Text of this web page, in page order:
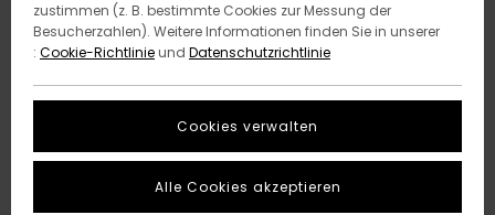
zustimmen (z. B. bestimmte Cookies zur Messung der
Besucherzahlen). Weitere Informationen finden Sie in unserer
: Cookie-Richtlinieund Datenschutzrichtlinie
Cookies verwalten
Alle Cookies akzeptieren